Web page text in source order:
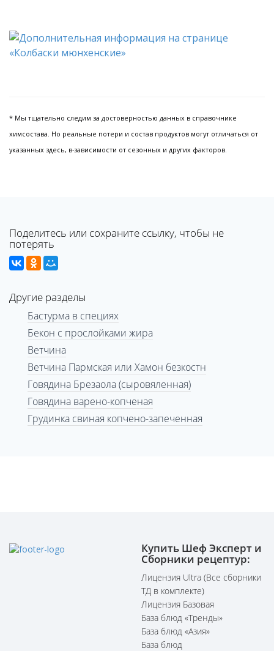
* Мы тщательно следим за достоверностью данных в справочнике
химсостава. Но реальные потери и состав продуктов могут отличаться от
указанных здесь, в-зависимости от сезонных и других факторов.
Поделитесь или сохраните ссылку, чтобы не
потерять
Другие разделы
Бастурма в специях
Бекон с прослойками жира
Ветчина
Ветчина Пармская или Хамон безкостн
Говядина Брезаола (сыровяленная)
Говядина варено-копченая
Грудинка свиная копчено-запеченная
Купить Шеф Эксперт и
Сборники рецептур:
Лицензия Ultra (Все сборники
ТД в комплекте)
Лицензия Базовая
База блюд «Тренды»
База блюд «Азия»
База блюд